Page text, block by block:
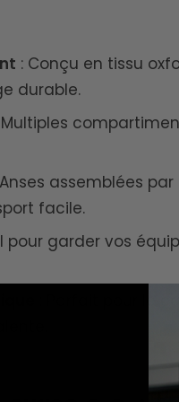
: Conçu en tissu
durable.
assemblées
facile.
pour garder vos